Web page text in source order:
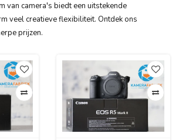
van camera's biedt een uitstekende
veel creatieve flexibiliteit. Ontdek ons
prijzen.